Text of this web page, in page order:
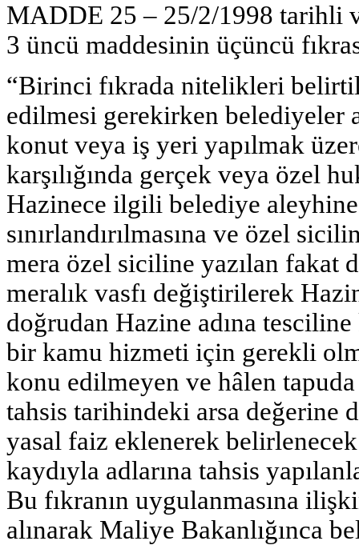
MADDE 25 – 25/2/1998 tarihli
3 üncü maddesinin üçüncü
“Birinci fıkrada nitelikleri
edilmesi gerekirken belediyeler
konut veya iş yeri yapılmak
karşılığında gerçek veya özel
Hazinece ilgili belediye
sınırlandırılmasına ve özel
mera özel siciline yazılan fakat
meralık vasfı değiştirilerek
doğrudan Hazine adına
bir kamu hizmeti için gerekli
konu edilmeyen ve hâlen tapuda
tahsis tarihindeki arsa değerine
yasal faiz eklenerek
kaydıyla adlarına tahsis
Bu fıkranın uygulanmasına
alınarak Maliye Bakanlığınca